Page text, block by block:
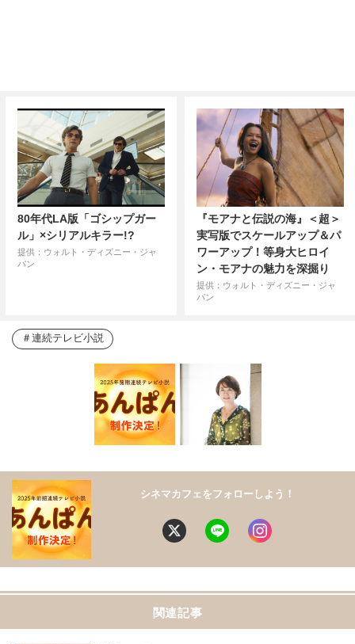
80年代LA版「ゴシップガー
ル」×シリアルキラー!?
提供：ウォルト・ディズニー・ジャ
パン
『モアナと伝説の海』＜超＞
実写版でスケールアップ＆パ
ワーアップ！等身大ヒロイ
ン・モアナの魅力を深掘り
提供：ウォルト・ディズニー・ジャ
パン
連続テレビ小説
シネマカフェをフォローしよう！
関連記事